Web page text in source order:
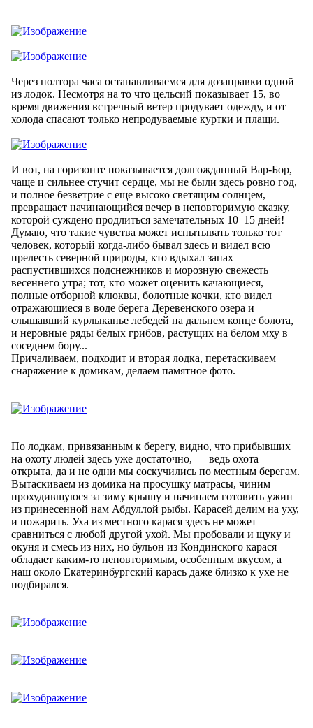
Через полтора часа останавливаемся для дозаправки одной
из лодок. Несмотря на то что цельсий показывает 15, во
время движения встречный ветер продувает одежду, и от
холода спасают только непродуваемые куртки и плащи.
И вот, на горизонте показывается долгожданный Вар-Бор,
чаще и сильнее стучит сердце, мы не были здесь ровно год,
и полное безветрие с еще высоко светящим солнцем,
превращает начинающийся вечер в неповторимую сказку,
которой суждено продлиться замечательных 10–15 дней!
Думаю, что такие чувства может испытывать только тот
человек, который когда-либо бывал здесь и видел всю
прелесть северной природы, кто вдыхал запах
распустившихся подснежников и морозную свежесть
весеннего утра; тот, кто может оценить качающиеся,
полные отборной клюквы, болотные кочки, кто видел
отражающиеся в воде берега Деревенского озера и
слышавший курлыканье лебедей на дальнем конце болота,
и неровные ряды белых грибов, растущих на белом мху в
соседнем бору...
Причаливаем, подходит и вторая лодка, перетаскиваем
снаряжение к домикам, делаем памятное фото.
По лодкам, привязанным к берегу, видно, что прибывших
на охоту людей здесь уже достаточно, — ведь охота
открыта, да и не одни мы соскучились по местным берегам.
Вытаскиваем из домика на просушку матрасы, чиним
прохудившуюся за зиму крышу и начинаем готовить ужин
из принесенной нам Абдуллой рыбы. Карасей делим на уху,
и пожарить. Уха из местного карася здесь не может
сравниться с любой другой ухой. Мы пробовали и щуку и
окуня и смесь из них, но бульон из Кондинского карася
обладает каким-то неповторимым, особенным вкусом, а
наш около Екатеринбургский карась даже близко к ухе не
подбирался.